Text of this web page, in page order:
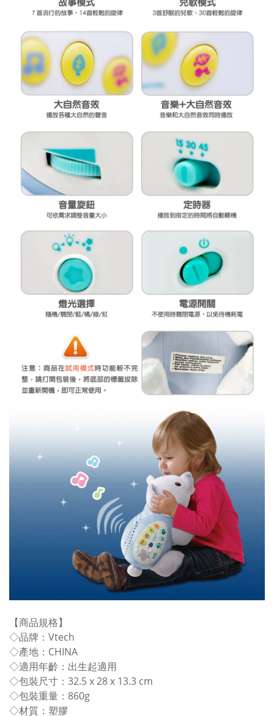
【商品規格】
◇品牌：Vtech
◇產地：CHINA
◇適用年齡：出生起適用
◇包裝尺寸：32.5 x 28 x 13.3 cm
◇包裝重量：860g
◇材質：塑膠